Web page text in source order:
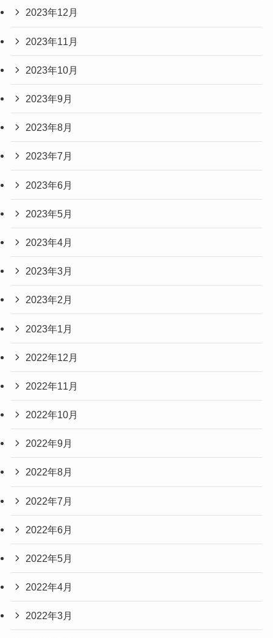
2023年12月
2023年11月
2023年10月
2023年9月
2023年8月
2023年7月
2023年6月
2023年5月
2023年4月
2023年3月
2023年2月
2023年1月
2022年12月
2022年11月
2022年10月
2022年9月
2022年8月
2022年7月
2022年6月
2022年5月
2022年4月
2022年3月